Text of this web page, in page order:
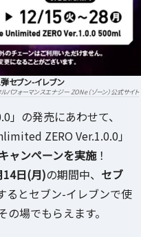
セブン-イレブン
パフォーマンスエナジー ZONe（ゾーン）公式サイト
」の発売にあわせて、
ZERO Ver.1.0.0」
ャンペーンを実施！
日(月)の期間中、 セブ
るとセブン-イレブンで使
の場でもらえます。